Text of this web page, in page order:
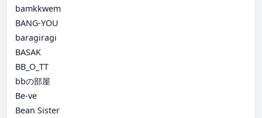
bamkkwem
BANG-YOU
baragiragi
BASAK
BB_O_TT
bbの部屋
Be-ve
Bean Sister